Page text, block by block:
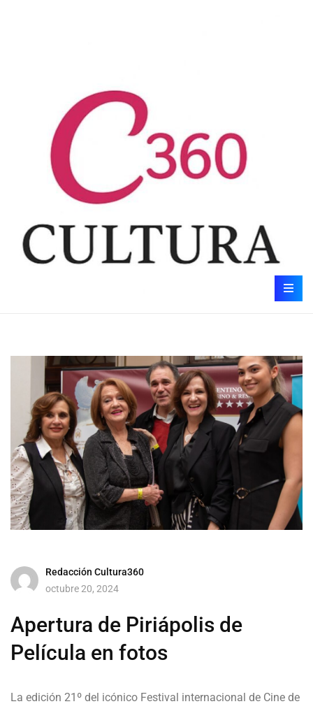
Redacción Cultura360
octubre 20, 2024
Apertura de Piriápolis de
Película en fotos
La edición 21º del icónico Festival internacional de Cine de